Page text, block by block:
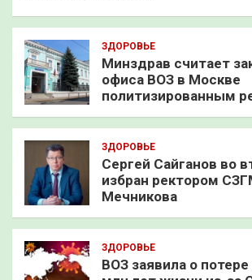
ЗДОРОВЬЕ
Минздрав считает
офиса ВОЗ в Москве
политизированным
ЗДОРОВЬЕ
Сергей Сайганов во
избран ректором
Мечникова
ЗДОРОВЬЕ
ВОЗ заявила о